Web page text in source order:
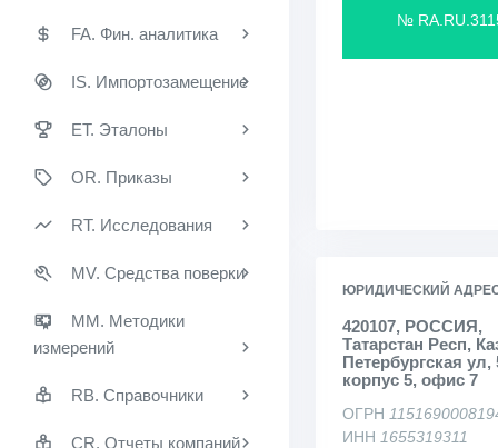
FA. Фин. аналитика
IS. Импортозамещение
ET. Эталоны
OR. Приказы
RT. Исследования
MV. Средства поверки
MM. Методики
измерений
RB. Справочники
CR. Отчеты компаний
№
ЮРИДИЧЕСКИЙ
420107, РОССИЯ,
Татарстан Респ,
Петербургская ул,
корпус 5, офис 7
ОГРН
ИНН 1655319311